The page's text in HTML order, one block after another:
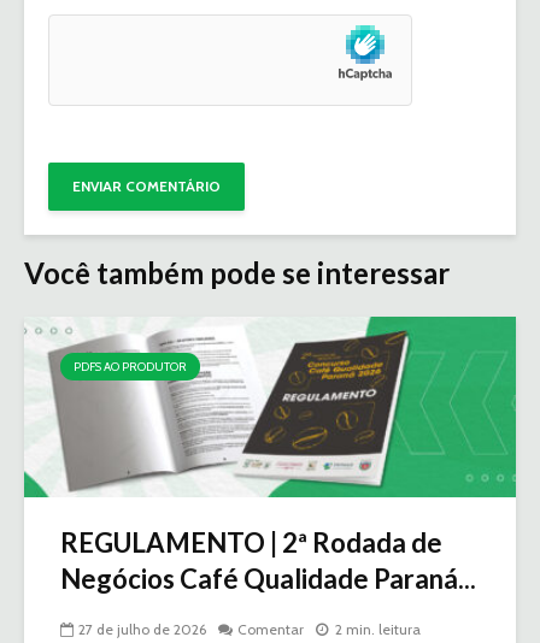
Você também pode se interessar
PDFS AO PRODUTOR
REGULAMENTO | 2ª Rodada de
Negócios Café Qualidade Paraná...
27 de julho de 2026 Comentar 2 min. leitura